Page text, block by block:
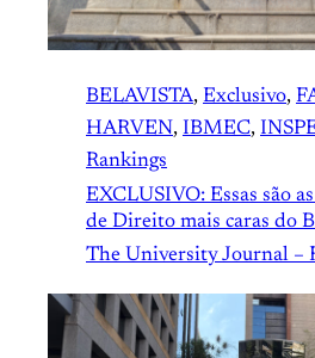
BELAVISTA, Exclusivo,
HARVEN, IBMEC,
Rankings
EXCLUSIVO: Essas são
de Direito mais caras do
The University Journal –